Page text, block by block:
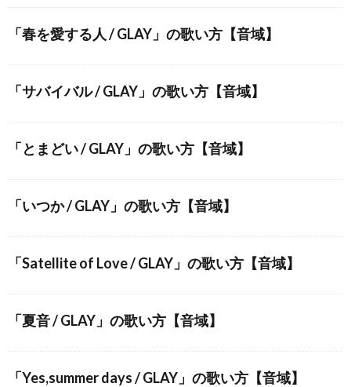
「春を愛する人 / GLAY」の歌い方【音域】
「サバイバル / GLAY」の歌い方【音域】
「とまどい / GLAY」の歌い方【音域】
「いつか / GLAY」の歌い方【音域】
「Satellite of Love / GLAY」の歌い方【音域】
「夏音 / GLAY」の歌い方【音域】
「Yes,summer days / GLAY」の歌い方【音域】